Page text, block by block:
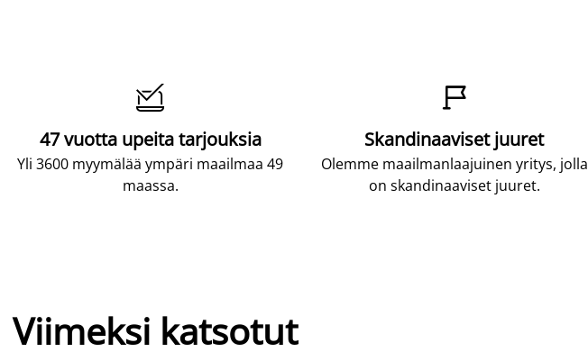

47 vuotta upeita tarjouksia
Yli 3600 myymälää ympäri maailmaa 49
maassa.

Skandinaaviset juuret
Olemme maailmanlaajuinen yritys, jolla
on skandinaaviset juuret.
Viimeksi katsotut